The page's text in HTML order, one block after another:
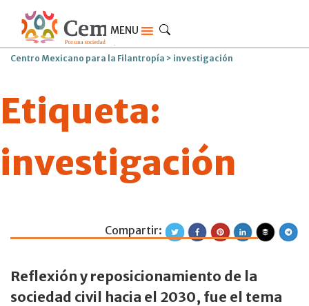
MENU
Centro Mexicano para la Filantropía > investigación
Etiqueta:
investigación
Concluyó el
Compartir:
Reflexión y reposicionamiento de la
sociedad civil hacia el 2030, fue el tema